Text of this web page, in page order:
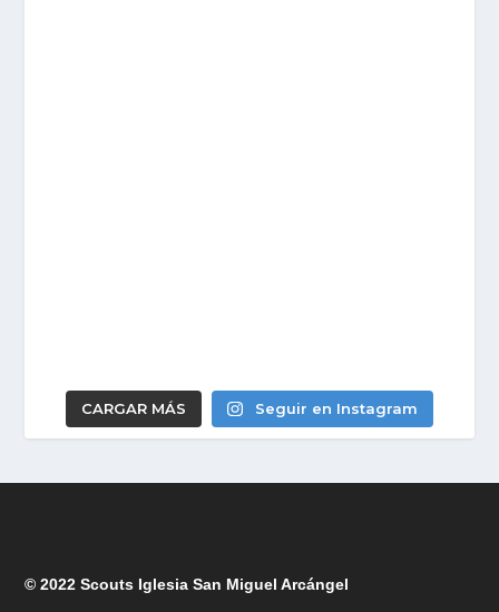
CARGAR MÁS Seguir en Instagram
© 2022 Scouts Iglesia San Miguel Arcángel